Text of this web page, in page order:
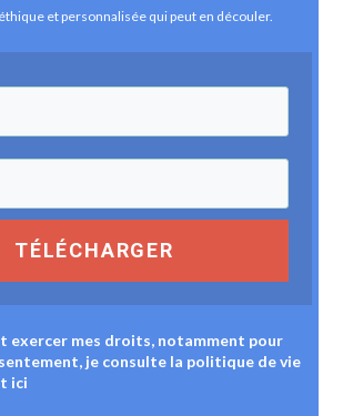
et personnalisée qui peut en découler.
TÉLÉCHARGER
exercer mes droits, notamment pour
je consulte la politique de vie
ici